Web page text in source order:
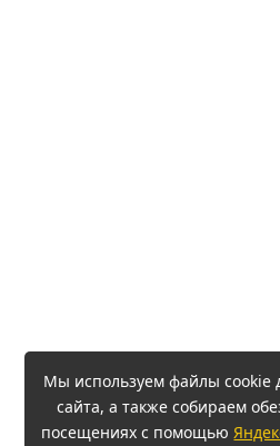
Мы используем файлы cookie
сайта, а также собираем
посещениях с помощью